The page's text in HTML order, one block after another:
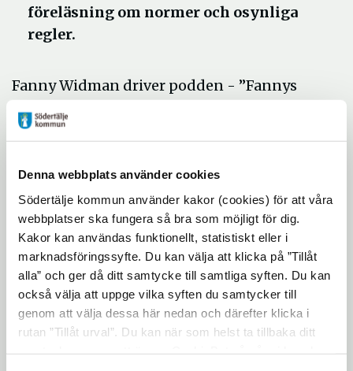
Denna webbplats använder cookies
Södertälje kommun använder kakor (cookies) för att våra
webbplatser ska fungera så bra som möjligt för dig.
Kakor kan användas funktionellt, statistiskt eller i
marknadsföringssyfte. Du kan välja att klicka på ”Tillåt
alla” och ger då ditt samtycke till samtliga syften. Du kan
också välja att uppge vilka syften du samtycker till
genom att välja dessa här nedan och därefter klicka i
rutan ”Tillåt urval”. Du kan när som helst ta tillbaka ditt
föreläsning om normer och osynliga
regler.
Fanny Widman driver podden - ”Fannys
Förebilder” som hon skapade i frustration
när hon insåg att hon inte hade samma
att göra karriär och ville ha tips om hur hon
kunde hantera det. Idag jobbar hon med att
förändra de strukturer och normer som gör
att vi inte är jämställda – och fortfarande är
så långt ifrån målet. Både genom
föreläsningar, skriva böcker, samt
ledarskaps- och kulturutveckling på
företag och genom att ta plats i media.
2023 utsågs hon av Tidningen Chef till en av